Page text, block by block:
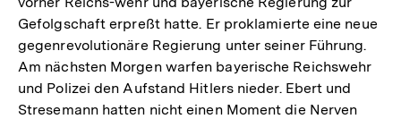
Gefolgschaft erpreßt hatte. Er proklamierte eine neue
gegenrevolutionäre Regierung unter seiner Führung.
Am nächsten Morgen warfen bayerische Reichswehr
und Polizei den Aufstand Hitlers nieder. Ebert und
Stresemann hatten nicht einen Moment die Nerven